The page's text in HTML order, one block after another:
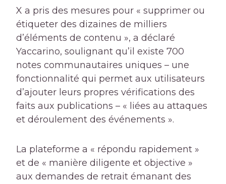
X a pris des mesures pour « supprimer ou
étiqueter des dizaines de milliers
d’éléments de contenu », a déclaré
Yaccarino, soulignant qu’il existe 700
notes communautaires uniques – une
fonctionnalité qui permet aux utilisateurs
d’ajouter leurs propres vérifications des
faits aux publications – « liées au attaques
et déroulement des événements ».
La plateforme a « répondu rapidement »
et de « manière diligente et objective »
aux demandes de retrait émanant des